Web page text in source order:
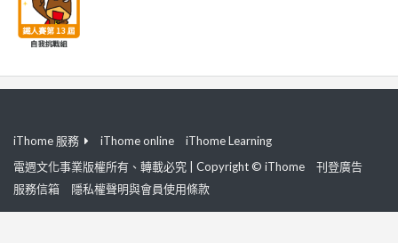
iThome 服務 iThome online
iThome Learning
電週文化事業版權所有、轉載必究 | Copyright © iThome
刊登廣告
服務信箱
隱私權聲明與會員使用條款